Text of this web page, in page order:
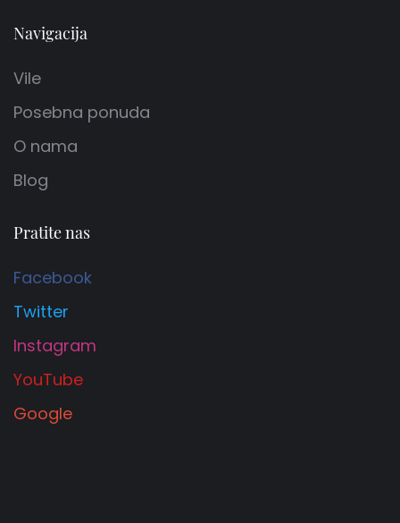
Navigacija
Vile
Posebna ponuda
O nama
Blog
Pratite nas
Facebook
Twitter
Instagram
YouTube
Google